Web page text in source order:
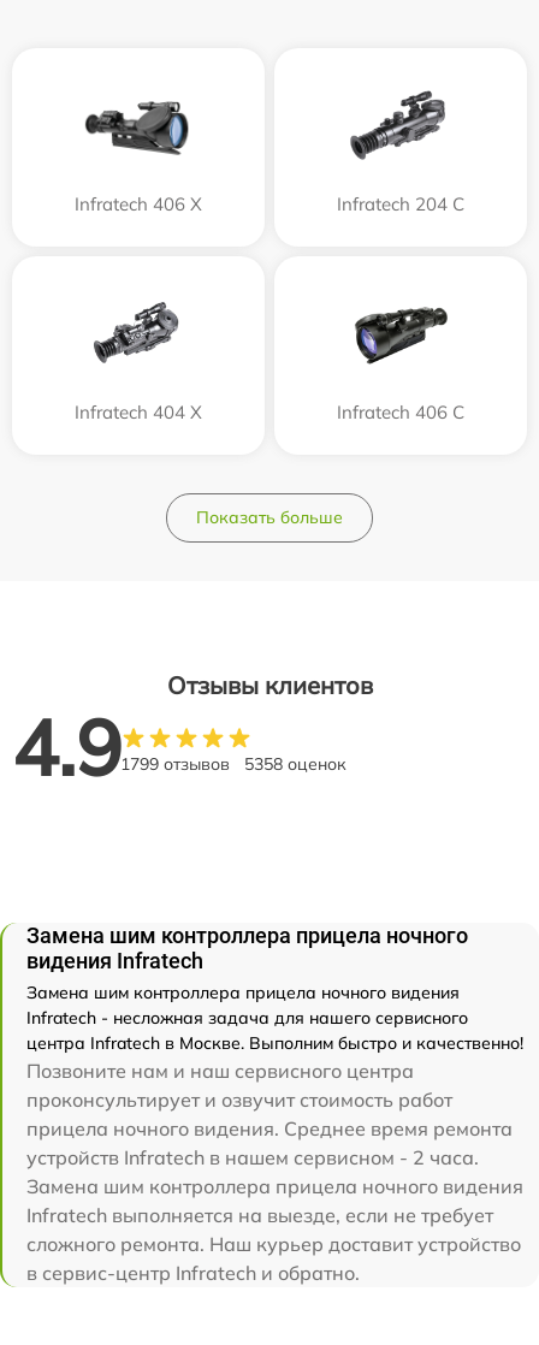
Infratech 406 Х Infratech 204 С
Infratech 404 Х Infratech 406 С
Показать больше
Отзывы клиентов
4.91799 отзывов 5358 оценок
Замена шим контроллера прицела ночного
видения Infratech
Замена шим контроллера прицела ночного видения
Infratech - несложная задача для нашего сервисного
центра Infratech в Москве. Выполним быстро и качественно!
Позвоните нам и наш сервисного центра
проконсультирует и озвучит стоимость работ
прицела ночного видения. Среднее время ремонта
устройств Infratech в нашем сервисном - 2 часа.
Замена шим контроллера прицела ночного видения
Infratech выполняется на выезде, если не требует
сложного ремонта. Наш курьер доставит устройство
в сервис-центр Infratech и обратно.